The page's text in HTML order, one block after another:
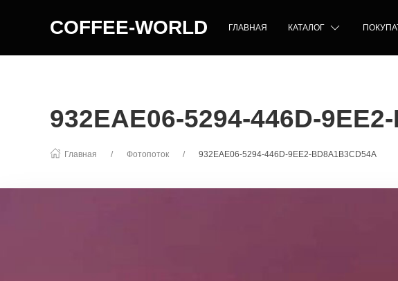
COFFEE-WORLD ГЛАВНАЯ КАТАЛОГ
932EAE06-5294-446D-
Главная Фотопоток 932EAE06-5294-446D-9EE2-BD8A1B3CD54A